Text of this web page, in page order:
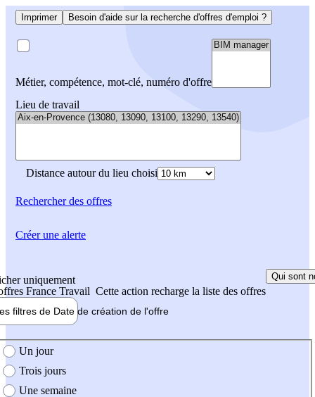
Imprimer Besoin d'aide sur la recherche d'offres d'emploi ?
Métier, compétence, mot-clé, numéro d'offre
Lieu de travail
Distance autour du lieu choisi
Rechercherdes offres
uniquement
France Travail Cette action recharge la liste des offres
Qui sont
filtres de Date de création de l'offre
création de l'offre
Un jour
Trois jours
Une semaine
Créer une alerte